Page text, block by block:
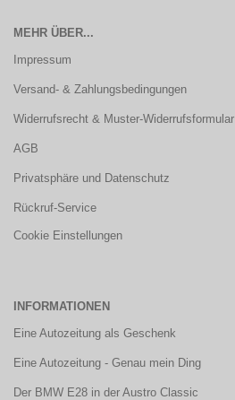
MEHR ÜBER...
Impressum
Versand- & Zahlungsbedingungen
Widerrufsrecht & Muster-Widerrufsformular
AGB
Privatsphäre und Datenschutz
Rückruf-Service
Cookie Einstellungen
INFORMATIONEN
Eine Autozeitung als Geschenk
Eine Autozeitung - Genau mein Ding
Der BMW E28 in der Austro Classic